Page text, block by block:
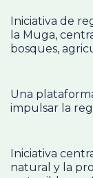
Iniciativa de
la Muga,
bosques,
Una
impulsar la
Iniciativa
natural y la